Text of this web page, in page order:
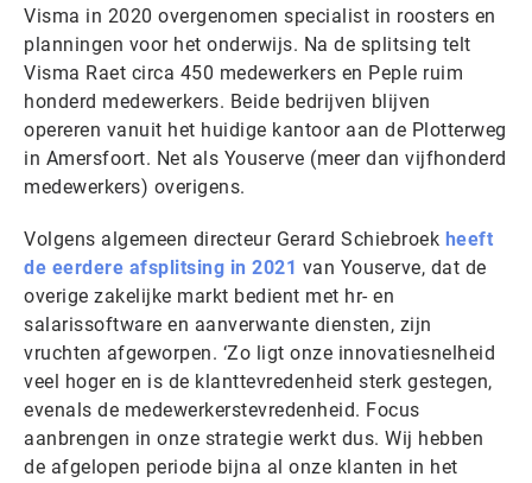
Visma in 2020 overgenomen specialist in roosters en
planningen voor het onderwijs. Na de splitsing telt
Visma Raet circa 450 medewerkers en Peple ruim
honderd medewerkers. Beide bedrijven blijven
opereren vanuit het huidige kantoor aan de Plotterweg
in Amersfoort. Net als Youserve (meer dan vijfhonderd
medewerkers) overigens.
Volgens algemeen directeur Gerard Schiebroek heeft
de eerdere afsplitsing in 2021 van Youserve, dat de
overige zakelijke markt bedient met hr- en
salarissoftware en aanverwante diensten, zijn
vruchten afgeworpen. ‘Zo ligt onze innovatiesnelheid
veel hoger en is de klanttevredenheid sterk gestegen,
evenals de medewerkerstevredenheid. Focus
aanbrengen in onze strategie werkt dus. Wij hebben
de afgelopen periode bijna al onze klanten in het